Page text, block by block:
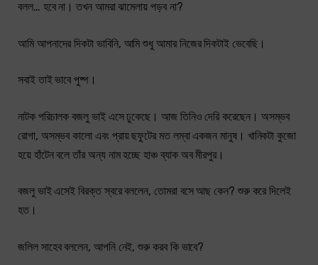
বলল… হবে না। তখন আমরা ঝামেলায় পড়ব না?
আমি আপনাদের দিকটা ভাবিনি, আমি শুধু আমার নিজের দিকটাই ভেবেছি।
সবাই তাই ভাবে পুষ্প।
নাটক পরিচালক বজলু ভাই এসে ঢুকেছে। আজ তিনিও দেরি করেছেন। অসম্ভব
রোগা, অসম্ভব কালো এবং প্রায় ছফুটের মত লম্বা একজন মানুষ। খানিকটা কুজো
হয়ে হাঁটেন বলে তাঁর অন্য নাম হচ্ছে হাঞ্চ ব্যাক অব মীরপুর।
বজলু ভাই এসেই বিরক্ত স্বরে বললেন, তোমরা বসে আছ কেন? শুরু করে দিলেই
হত।
জলিল সাহেব বললেন, আপনি নেই, শুরু করব কি ভাবে?